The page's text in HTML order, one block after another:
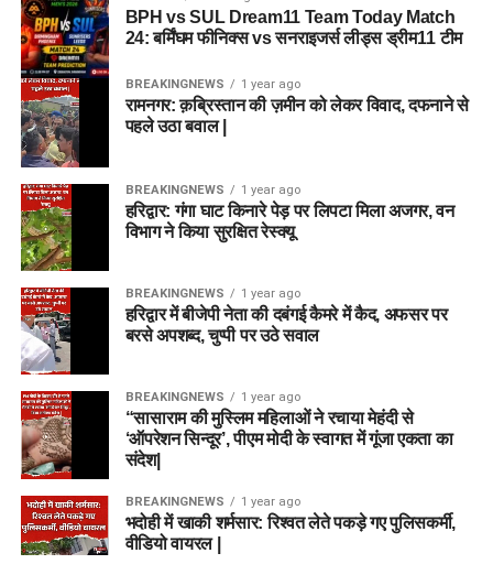
BPH vs SUL Dream11 Team Today Match
24: बर्मिंघम फीनिक्स vs सनराइजर्स लीड्स ड्रीम11 टीम
BREAKINGNEWS 1 year ago
रामनगर: क़ब्रिस्तान की ज़मीन को लेकर विवाद, दफनाने से
पहले उठा बवाल |
BREAKINGNEWS 1 year ago
हरिद्वार: गंगा घाट किनारे पेड़ पर लिपटा मिला अजगर, वन
विभाग ने किया सुरक्षित रेस्क्यू
BREAKINGNEWS 1 year ago
हरिद्वार में बीजेपी नेता की दबंगई कैमरे में कैद, अफसर पर
बरसे अपशब्द, चुप्पी पर उठे सवाल
BREAKINGNEWS 1 year ago
“सासाराम की मुस्लिम महिलाओं ने रचाया मेहंदी से
‘ऑपरेशन सिन्दूर’, पीएम मोदी के स्वागत में गूंजा एकता का
संदेश|
BREAKINGNEWS 1 year ago
भदोही में खाकी शर्मसार: रिश्वत लेते पकड़े गए पुलिसकर्मी,
वीडियो वायरल |